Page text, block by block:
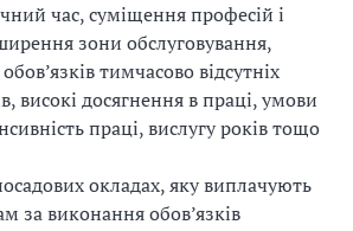
час, суміщення професій і
зони обслуговування,
тимчасово відсутніх
високі досягнення в праці, умови
праці, вислугу років тощо
окладах, яку виплачують
за виконання обов’язків